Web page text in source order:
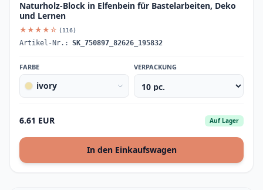
Naturholz-Block in Elfenbein für Bastelarbeiten, Deko
und Lernen
★★★★☆ (116)
Artikel-Nr.: SK_750897_82626_195832
FARBE
ivory
VERPACKUNG
6.61 EUR Auf Lager
In den Einkaufswagen